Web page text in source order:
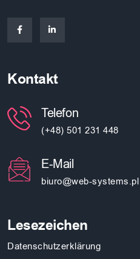
Kontakt
Telefon
(+48) 501 231 448
E-Mail
biuro@web-systems.pl
Lesezeichen
Datenschutzerklärung